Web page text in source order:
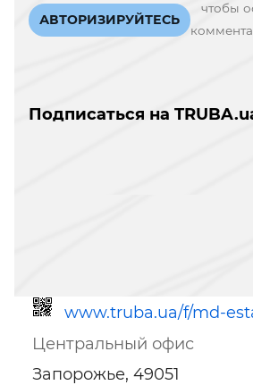
АВТОРИЗИРУЙТЕСЬ
чтобы
Подписаться на
www.truba.ua/f/md-
Центральный офис
Запорожье, 49051